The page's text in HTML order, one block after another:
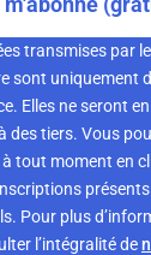
transmises par
sont uniquement
Elles ne seront
des tiers. Vous
tout moment en
Pour plus
l’intégralité de